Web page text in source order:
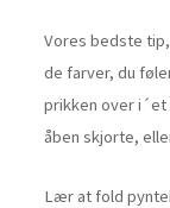
Vores bedste
de farver, du
prikken over i´et
åben skjorte,
Lær at fold